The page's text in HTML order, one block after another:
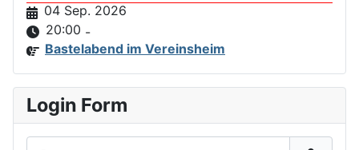
04 Sep. 2026
20:00 -
Bastelabend im Vereinsheim
Login Form